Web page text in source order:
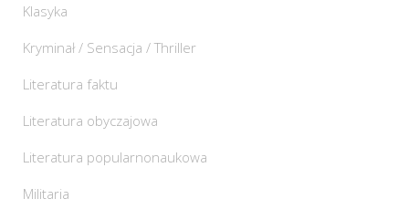
Klasyka
Kryminał / Sensacja / Thriller
Literatura faktu
Literatura obyczajowa
Literatura popularnonaukowa
Militaria